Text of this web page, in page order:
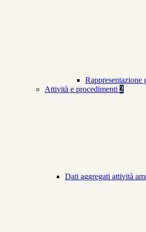
Rappresentazione
Attività e procedimenti 2
Dati aggregati attività